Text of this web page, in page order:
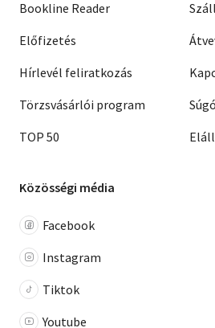
Bookline Reader
Előfizetés
Hírlevél feliratkozás
Törzsvásárlói program
TOP 50
Súgó
Közösségi média
Facebook
Instagram
Tiktok
Youtube